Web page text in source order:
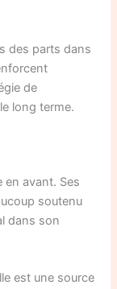
des parts dans
de
long terme.
en avant. Ses
soutenu
dans son
est une source